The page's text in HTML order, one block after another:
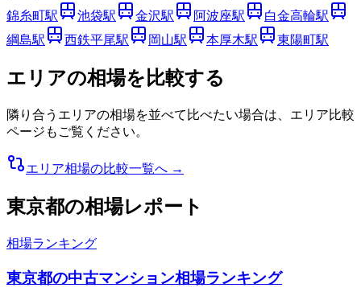
錦糸町駅 池袋駅 金沢駅 阿波座駅 白金高輪駅
綱島駅 西鉄平尾駅 岡山駅 本厚木駅 東陽町駅
エリアの相場を比較する
隣り合うエリアの相場を並べて比べたい場合は、エリア比較
ページもご覧ください。
エリア相場の比較一覧へ →
東京都の相場レポート
相場ランキング
東京都の中古マンション相場ランキング